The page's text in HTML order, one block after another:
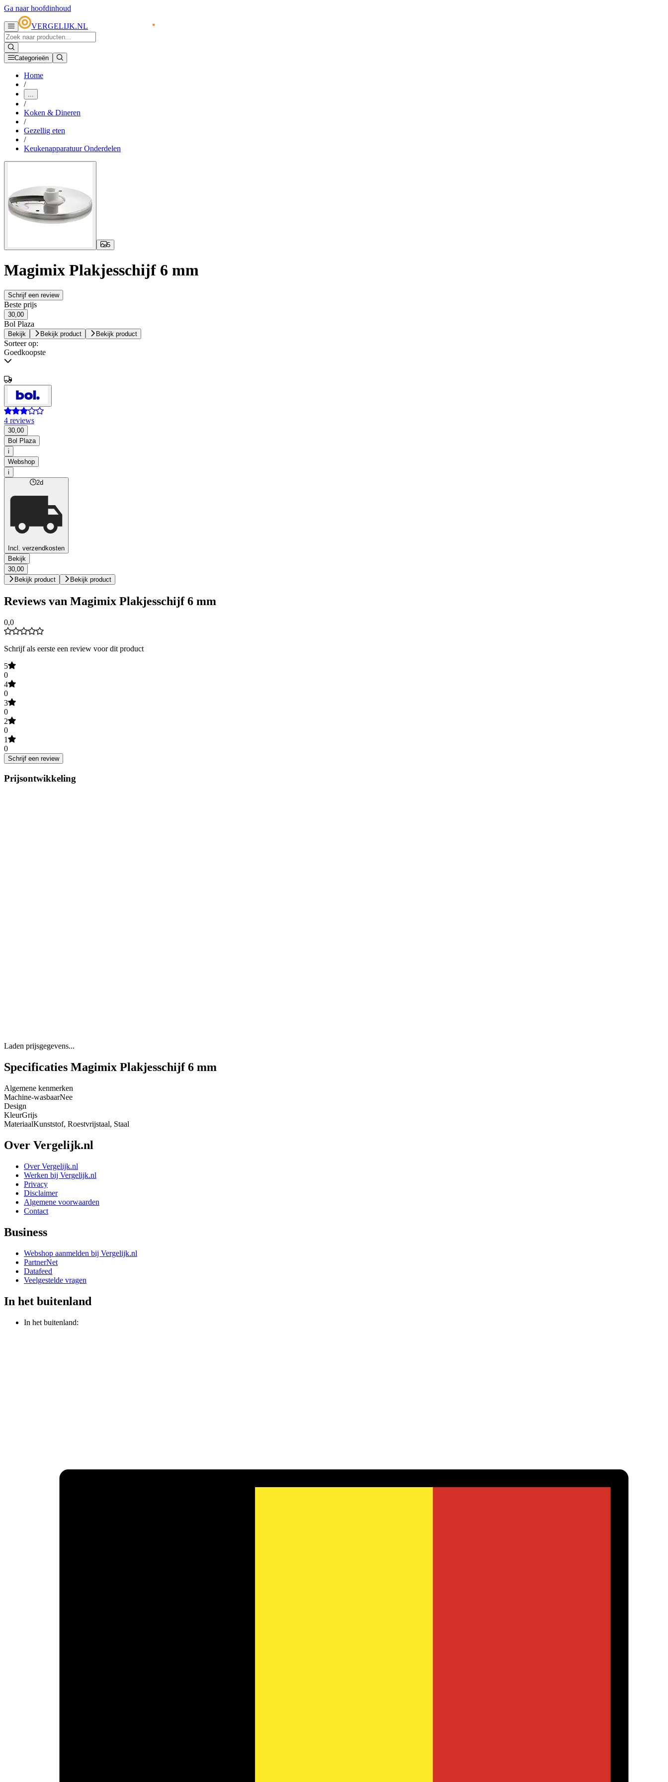
Ga naar hoofdinhoud
VERGELIJK.NL
Categorieën
Home
/
...
/
Koken & Dineren
/
Gezellig eten
/
Keukenapparatuur Onderdelen
5
Magimix Plakjesschijf 6 mm
Schrijf een review
Beste prijs
30,00
Bol Plaza
Bekijk Bekijk product Bekijk product
Sorteer op:
Goedkoopste
4 reviews
30,00
Bol Plaza
i
Webshop
i
2d
Incl. verzendkosten
Bekijk
30,00
Bekijk product
Bekijk product
Reviews van Magimix Plakjesschijf 6 mm
0,0
Schrijf als eerste een review voor dit product
5
0
4
0
3
0
2
0
1
0
Schrijf een review
Prijsontwikkeling
Laden prijsgegevens...
Specificaties Magimix Plakjesschijf 6 mm
Algemene kenmerken
Machine-wasbaarNee
Design
KleurGrijs
MateriaalKunststof, Roestvrijstaal, Staal
Over Vergelijk.nl
Over Vergelijk.nl
Werken bij Vergelijk.nl
Privacy
Disclaimer
Algemene voorwaarden
Contact
Business
Webshop aanmelden bij Vergelijk.nl
PartnerNet
Datafeed
Veelgestelde vragen
In het buitenland
In het buitenland: